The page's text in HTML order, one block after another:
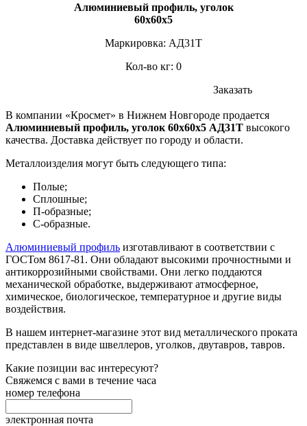
Алюминиевый профиль, уголок
60х60х5
Маркировка: АД31Т
Кол-во кг: 0
Заказать
В компании «Кросмет» в Нижнем Новгороде продается
Алюминиевый профиль, уголок 60х60х5 АД31Т высокого
качества. Доставка действует по городу и области.
Металлоизделия могут быть следующего типа:
Полые;
Сплошные;
П-образные;
С-образные.
Алюминиевый профиль изготавливают в соответствии с
ГОСТом 8617-81. Они обладают высокими прочностными и
антикоррозийными свойствами. Они легко поддаются
механической обработке, выдерживают атмосферное,
химическое, биологическое, температурное и другие виды
воздействия.
В нашем интернет-магазине этот вид металлического проката
представлен в виде швеллеров, уголков, двутавров, тавров.
Какие позиции вас интересуют?
Свяжемся с вами в течение часа
номер телефона
электронная почта